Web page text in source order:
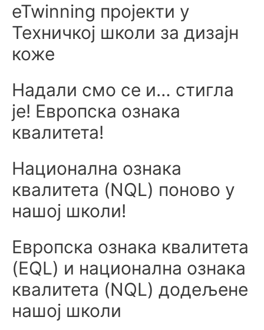
eTwinning пројекти у
Техничкој школи за дизајн
коже
Надали смо се и… стигла
је! Европска ознака
квалитета!
Национална ознака
квалитета (NQL) поново у
нашој школи!
Европска ознака квалитета
(EQL) и национална ознака
квалитета (NQL) додељенe
нашој школи